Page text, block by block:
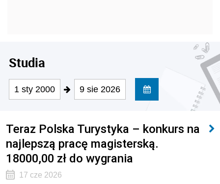
Studia
1 sty 2000 9 sie 2026
Teraz Polska Turystyka – konkurs na
najlepszą pracę magisterską.
18000,00 zł do wygrania
17 cze 2026